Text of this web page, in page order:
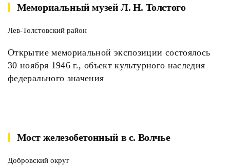
Мемориальный музей Л. Н. Толстого
Лев-Толстовский район
Открытие мемориальной экспозиции состоялось
30 ноября 1946 г., объект культурного наследия
федерального значения
Мост железобетонный в с. Волчье
Добровский округ